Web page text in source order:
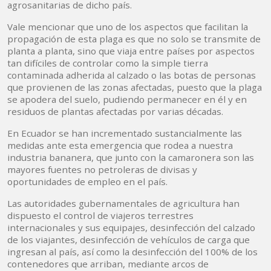
agrosanitarias de dicho país.
Vale mencionar que uno de los aspectos que facilitan la
propagación de esta plaga es que no solo se transmite de
planta a planta, sino que viaja entre países por aspectos
tan difíciles de controlar como la simple tierra
contaminada adherida al calzado o las botas de personas
que provienen de las zonas afectadas, puesto que la plaga
se apodera del suelo, pudiendo permanecer en él y en
residuos de plantas afectadas por varias décadas.
En Ecuador se han incrementado sustancialmente las
medidas ante esta emergencia que rodea a nuestra
industria bananera, que junto con la camaronera son las
mayores fuentes no petroleras de divisas y
oportunidades de empleo en el país.
Las autoridades gubernamentales de agricultura han
dispuesto el control de viajeros terrestres
internacionales y sus equipajes, desinfección del calzado
de los viajantes, desinfección de vehículos de carga que
ingresan al país, así como la desinfección del 100% de los
contenedores que arriban, mediante arcos de